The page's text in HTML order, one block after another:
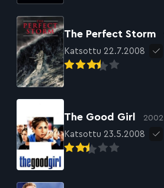
The Perfect Storm
Katsottu 22.7.2008
The Good Girl 2002
Katsottu 23.5.2008